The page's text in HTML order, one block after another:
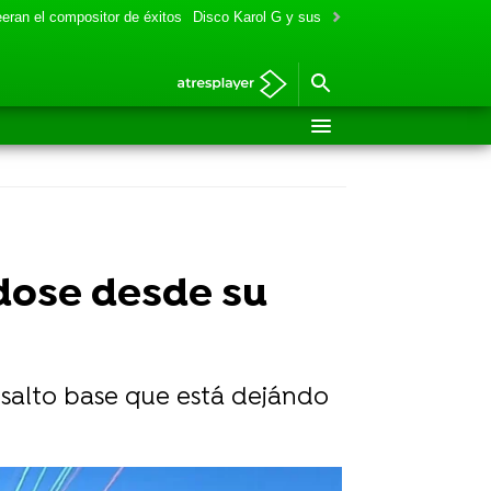
el compositor de éxitos Disco Karol G y sus colaboraciones
desde su
base que está dejándo